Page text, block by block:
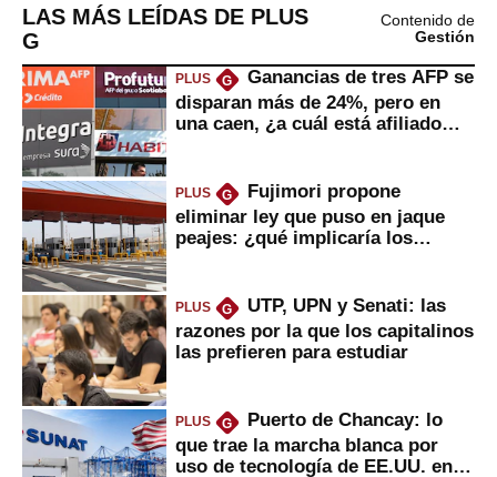
LAS MÁS LEÍDAS DE PLUS
G
Contenido de
Gestión
PLUS G
Ganancias de tres AFP se
disparan más de 24%, pero en
una caen, ¿a cuál está afiliado
PLUS G
Fujimori propone
eliminar ley que puso en jaque
peajes: ¿qué implicaría los
PLUS G
UTP, UPN y Senati: las
razones por la que los capitalinos
las prefieren para estudiar
PLUS G
Puerto de Chancay: lo
que trae la marcha blanca por
uso de tecnología de EE.UU. en